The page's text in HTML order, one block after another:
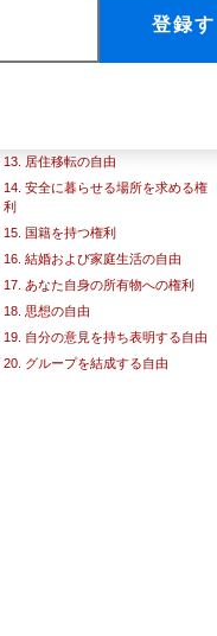
13. 居住移転の自由
14. 安全に暮らせる場所を求める権
利
15. 国籍を持つ権利
16. 結婚および家庭生活の自由
17. あなた自身の所有物への権利
18. 思想の自由
19. 自分の意見を持ち表明する自由
20. グループを結成する自由
登録